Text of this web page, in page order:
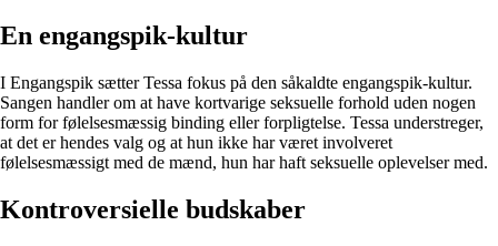
En engangspik-kultur
I Engangspik sætter Tessa fokus på den såkaldte engangspik-kultur.
Sangen handler om at have kortvarige seksuelle forhold uden nogen
form for følelsesmæssig binding eller forpligtelse. Tessa understreger,
at det er hendes valg og at hun ikke har været involveret
følelsesmæssigt med de mænd, hun har haft seksuelle oplevelser med.
Kontroversielle budskaber